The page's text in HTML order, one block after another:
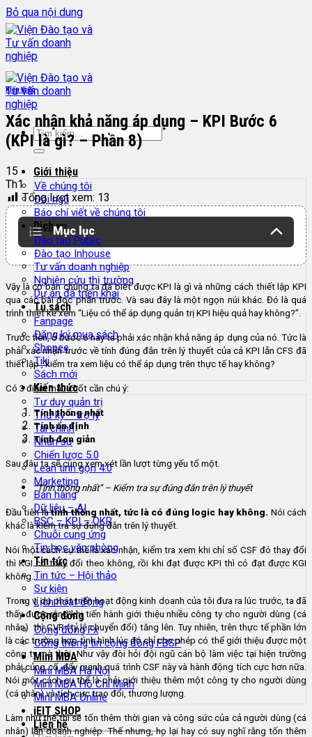
Bỏ qua nội dung
Giới thiệu
Về chúng tôi
Đội ngũ
Báo chí viết về chúng tôi
Dịch vụ
Đào tạo Public
Đào tạo Inhouse
Tư vấn doanh nghiệp
Nghiên cứu thị trường
Dự án đã triển khai
Tủ sách
Fanpage
Đăng ký mua sách
Shopee
Tiki
Sách mới
Kiến thức
Tư duy quản trị
Thư ký – trợ lý
Tài chính
Nhân sự
Chiến lược 5.0
Lean tinh gọn 4.0
Marketing
Bán hàng
Dữ liệu – AI
BSC – KPI – OKR
Chuỗi cung ứng
Tin học văn phòng
Tin tức
Tin tức – Hội thảo
Sự kiện
Lịch hoạt động
Cộng đồng
Cộng đồng Fx
Cổng thông tin cộng đồng FBSP
Mini MBA
Mini MBA Hà Nội
Mini MBA Hồ Chí Minh
Mini MBA Online
iEIT SHOP
Liên hệ
Kiến thức
Xác nhận khả năng áp dụng – KPI Bước 6
(KPI là gì? – Phần 8)
15
Th1
Tổng lượt xem: 13
Mục lục
Vậy là cơ bản chúng ta đã biết được KPI là gì và những cách thiết lập KPI
qua các bài đọc phần trước. Và sau đây là một ngọn núi khác. Đó là quá
trình thiết kế xem “Liệu có thể áp dụng quản trị KPI hiệu quả hay không?”.
Trước tiên, ở bước 6 này ta phải xác nhận khả năng áp dụng của nó. Tức là
phải xác nhận trước về tính đúng đắn trên lý thuyết của cả KPI lẫn CFS đã
thiết lập., kiểm tra xem liệu có thể áp dụng trên thực tế hay không?
Có 3 điểm mấu chốt cần chú ý:
Tính thống nhất
Tính ổn định
Tính đơn giản
Sau đâu ta sẽ cùng xem xét lần lượt từng yếu tố một.
“Tính thống nhất” – Kiểm tra sự đúng đắn trên lý thuyết
Đầu tiên làtính thống nhất, tức là có đúng logic hay không. Nói cách
khác là kiểm tra sự đúng đắn trên lý thuyết.
Nói một cách cụ thể là xác nhận, kiểm tra xem khi chỉ số CSF đó thay đổi
thì KGI có thay đổi theo không, rồi khi đạt được KPI thì có đạt được KGI
không…
Trong ví dụ phát triển hoạt động kinh doanh của tôi đưa ra lúc trước, ta đã
thấy được rằng khi tiến hành giới thiệu nhiều công ty cho người dùng (cá
nhân) thì CVR (tỷ lệ chuyển đổi) tăng lên. Tuy nhiên, trên thực tế phần lớn
là các trường hợp tình hình lúc đó chỉ cho phép có thể giới thiệu được một
công ty mà thôi. Như vậy đòi hỏi đội ngũ cán bộ làm việc tại hiện trường
phải củng cố, đẩy mạnh quá trình CSF này và hành động tích cực hơn nữa.
Nói một cách cụ thể là phải giới thiệu thêm một công ty cho người dùng
(cá nhân) và tích cực trao đổi, thương lượng.
Làm như thế thì sẽ tốn thêm thời gian và công sức của cả người dùng (cá
nhân) lẫn doanh nghiệp. Thế nhưng, họ lại hay có suy nghĩ rằng tốn thêm